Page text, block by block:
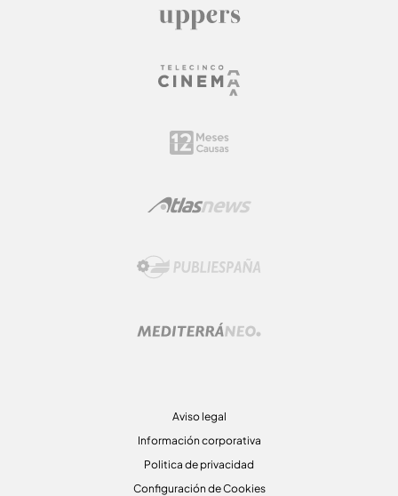
Aviso legal
Información corporativa
Politica de privacidad
Configuración de Cookies